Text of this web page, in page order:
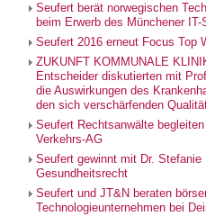
Seufert berät norwegischen
beim Erwerb des Münchener
Seufert 2016 erneut Focus Top
ZUKUNFT KOMMUNALE
Entscheider diskutierten mit
die Auswirkungen des
den sich verschärfenden
Seufert Rechtsanwälte
Verkehrs-AG
Seufert gewinnt mit Dr.
Gesundheitsrecht
Seufert und JT&N beraten
Technologieunternehmen bei